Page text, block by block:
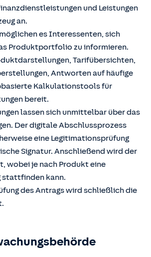
und Leistungen
an.
es Interessenten, sich
Produktportfolio zu informieren.
Tarifübersichten,
Antworten auf häufige
Kalkulationstools für
bereit.
lassen sich unmittelbar über das
Der digitale Abschlussprozess
eine Legitimationsprüfung
Signatur. Anschließend wird der
wobei je nach Produkt eine
stattfinden kann.
des Antrags wird schließlich die